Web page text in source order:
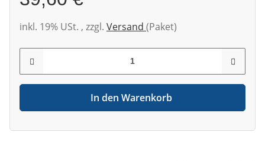
inkl. 19% USt. , zzgl. Versand (Paket)
In den Warenkorb